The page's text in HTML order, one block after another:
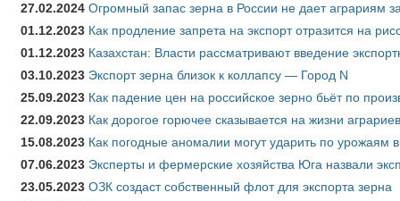
27.02.2024 Огромный запас зерна в России не дает аграриям
01.12.2023 Как продление запрета на экспорт отразится на
01.12.2023 Казахстан: Власти рассматривают введение
03.10.2023 Экспорт зерна близок к коллапсу — Город N
25.09.2023 Как падение цен на российское зерно бьёт по
22.09.2023 Как дорогое горючее сказывается на жизни аграриев
15.08.2023 Как погодные аномалии могут ударить по урожаям
07.06.2023 Эксперты и фермерские хозяйства Юга назвали
23.05.2023 ОЗК создаст собственный флот для экспорта зерна